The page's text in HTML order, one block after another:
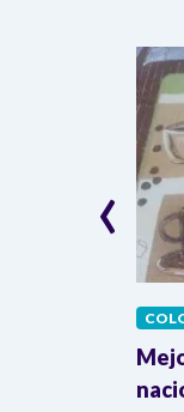
‹